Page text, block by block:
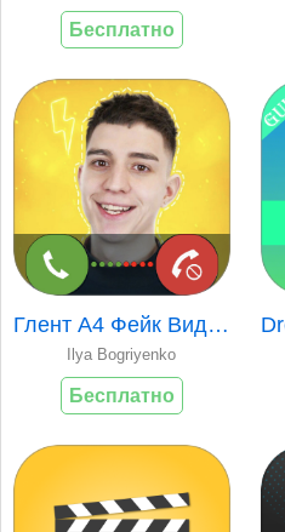
Бесплатно
Глент А4 Фейк Виде..
Ilya Bogriyenko
Бесплатно